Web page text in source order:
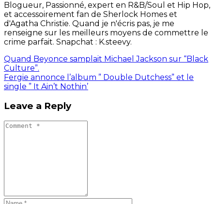
Blogueur, Passionné, expert en R&B/Soul et Hip Hop,
et accessoirement fan de Sherlock Homes et
d'Agatha Christie. Quand je n'écris pas, je me
renseigne sur les meilleurs moyens de commettre le
crime parfait. Snapchat : K.steevy.
Quand Beyonce samplait Michael Jackson sur “Black
Culture”.
Fergie annonce l’album ” Double Dutchess” et le
single ” It Ain’t Nothin’
Leave a Reply